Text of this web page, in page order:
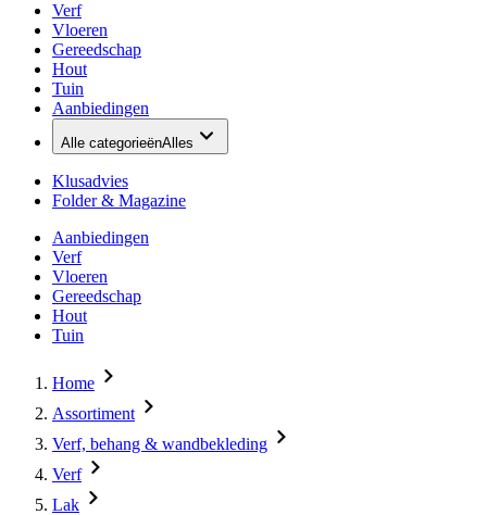
Verf
Vloeren
Gereedschap
Hout
Tuin
Aanbiedingen
Alle categorieënAlles
Klusadvies
Folder & Magazine
Aanbiedingen
Verf
Vloeren
Gereedschap
Hout
Tuin
Home
Assortiment
Verf, behang & wandbekleding
Verf
Lak